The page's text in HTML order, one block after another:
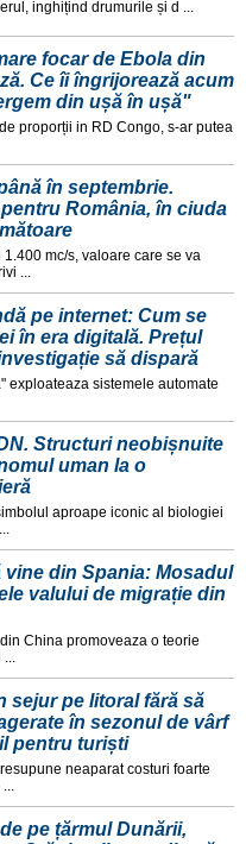
inghițind drumurile și d ...
focar de Ebola din
Ce îi îngrijorează acum
din ușă în ușă"
proporții in RD Congo, s-ar putea
în septembrie.
România, în ciuda
mc/s, valoare care se va
...
pe internet: Cum se
în era digitală. Prețul
să dispară
exploateaza sistemele automate
Structuri neobișnuite
uman la o
aproape iconic al biologiei
vine din Spania: Mosadul
valului de migrație din
China promoveaza o teorie
...
sejur pe litoral fără să
în sezonul de vârf
pentru turiști
neaparat costuri foarte
pe țărmul Dunării,